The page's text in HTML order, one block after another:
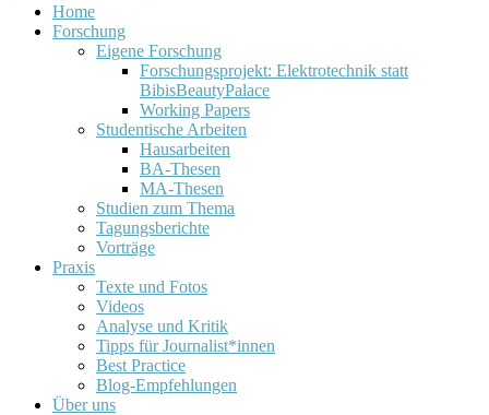
Home
Forschung
Eigene Forschung
Forschungsprojekt: Elektrotechnik statt
BibisBeautyPalace
Working Papers
Studentische Arbeiten
Hausarbeiten
BA-Thesen
MA-Thesen
Studien zum Thema
Tagungsberichte
Vorträge
Praxis
Texte und Fotos
Videos
Analyse und Kritik
Tipps für Journalist*innen
Best Practice
Blog-Empfehlungen
Über uns